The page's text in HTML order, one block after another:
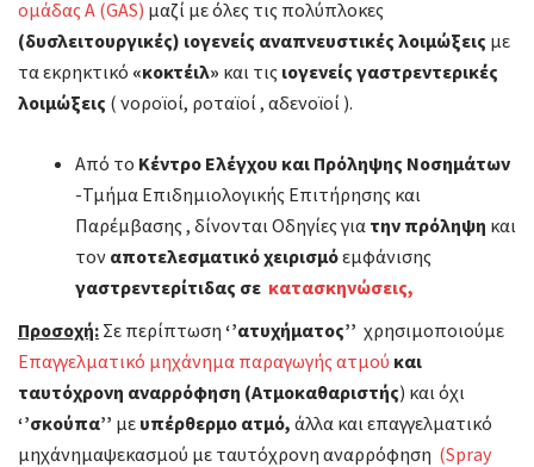
ομάδας Α (GAS) μαζί με όλες τις πολύπλοκες
(δυσλειτουργικές) ιογενείς αναπνευστικές λοιμώξεις με
τα εκρηκτικό «κοκτέιλ» και τις ιογενείς γαστρεντερικές
λοιμώξεις ( νοροϊοί, ροταϊοί , αδενοϊοί ).
Από το Κέντρο Ελέγχου και Πρόληψης Νοσημάτων
-Τμήμα Επιδημιολογικής Επιτήρησης και
Παρέμβασης , δίνονται Οδηγίες για την πρόληψη και
τον αποτελεσματικό χειρισμόεμφάνισης
γαστρεντερίτιδας σε κατασκηνώσεις,
Προσοχή: Σε περίπτωση ‘’ατυχήματος’’ χρησιμοποιούμε
Επαγγελματικό μηχάνημα παραγωγής ατμού και
ταυτόχρονη αναρρόφηση (Ατμοκαθαριστής) και όχι
‘’σκούπα’’ με υπέρθερμο ατμό, άλλα και επαγγελματικό
μηχάνημαψεκασμού με ταυτόχρονη αναρρόφηση (Spray